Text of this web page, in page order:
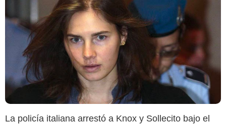
La policía italiana arrestó a Knox y Sollecito bajo el